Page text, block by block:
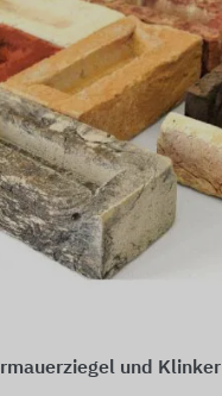
und Klinker